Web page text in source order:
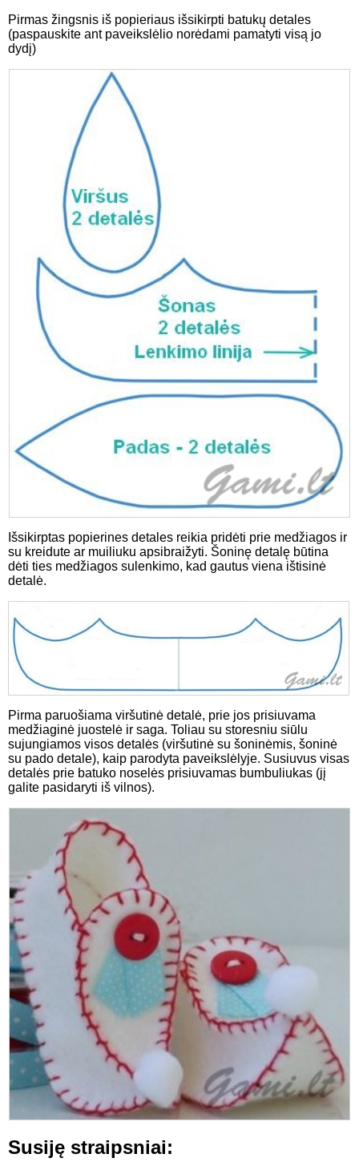
Pirmas žingsnis iš popieriaus išsikirpti batukų detales
(paspauskite ant paveikslėlio norėdami pamatyti visą jo
dydį)
Išsikirptas popierines detales reikia pridėti prie medžiagos ir
su kreidute ar muiliuku apsibraižyti. Šoninę detalę būtina
dėti ties medžiagos sulenkimo, kad gautus viena ištisinė
detalė.
Pirma paruošiama viršutinė detalė, prie jos prisiuvama
medžiaginė juostelė ir saga. Toliau su storesniu siūlu
sujungiamos visos detalės (viršutinė su šoninėmis, šoninė
su pado detale), kaip parodyta paveikslėlyje. Susiuvus visas
detalės prie batuko noselės prisiuvamas bumbuliukas (jį
galite pasidaryti iš vilnos).
Susiję straipsniai: